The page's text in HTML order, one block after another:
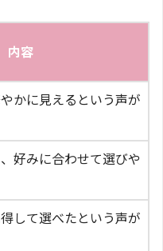
内容
かに見えるという声が
好みに合わせて選びや
して選べたという声が